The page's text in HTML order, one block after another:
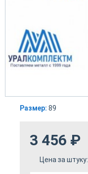
Размер: 89
3 456 ₽
Цена за штуку: